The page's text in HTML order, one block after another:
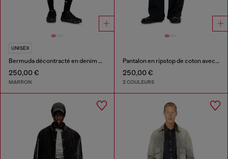
UNISEX
Bermuda décontracté en denim enduit fluide
250,00 €
MARRON
Pantalon en ripstop de coton avec boucles latérales
250,00 €
2 COULEURS